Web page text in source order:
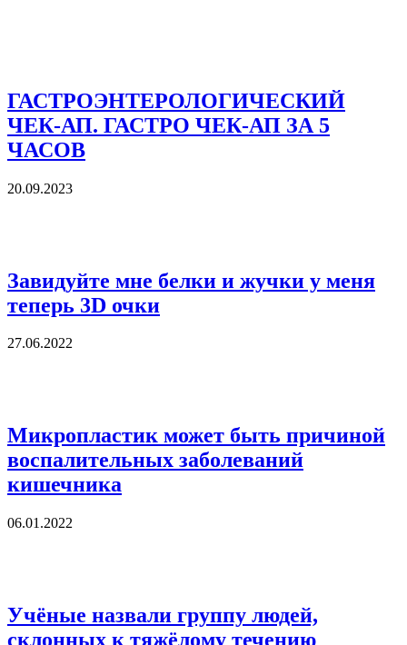
ГАСТРОЭНТЕРОЛОГИЧЕСКИЙ
ЧЕК-АП. ГАСТРО ЧЕК-АП ЗА 5
ЧАСОВ
20.09.2023
Завидуйте мне белки и жучки у меня
теперь 3D очки
27.06.2022
Микропластик может быть причиной
воспалительных заболеваний
кишечника
06.01.2022
Учёные назвали группу людей,
склонных к тяжёлому течению